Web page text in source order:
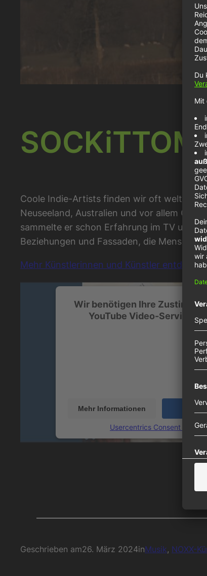
Coole Indie-Artists finden wir oft weltweit.
Neuseeland, Australien und vor allem
sammelte er schon Erfahrung im TV und
Beziehungen und Fassaden, die
Mehr Künstlerinnen und Künstler
Wir benötigen Ihre
YouTube Video-Service zu
Wir verwenden einen Service eines
Videoinhalte einzubetten. Dieser
Ihren Aktivitäten sammeln. Bitte lesen
durch und stimmen Sie der Nutzung des
dieses Video anzusehen.
Mehr Informationen
Usercentrics Consent
Geschrieben am26. März 2024inMusik, NOXX-